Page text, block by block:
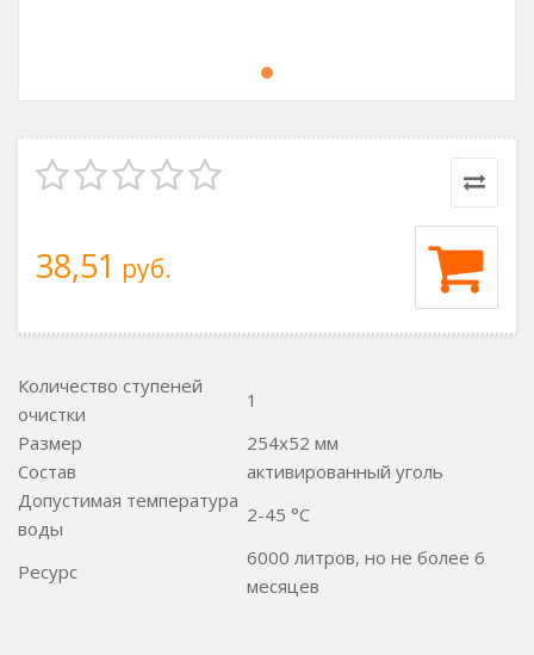
38,51 руб.
Количество ступеней
очистки
1
Размер
254x52 мм
Состав
активированный уголь
Допустимая температура
воды
2-45 °C
Ресурс
6000 литров, но не более 6
месяцев